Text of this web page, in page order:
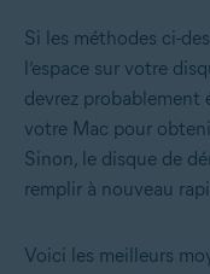
Si les méthodes ci-
l’espace sur votre
devrez probablement
votre Mac pour
Sinon, le disque de
remplir à nouveau
Voici les meilleurs